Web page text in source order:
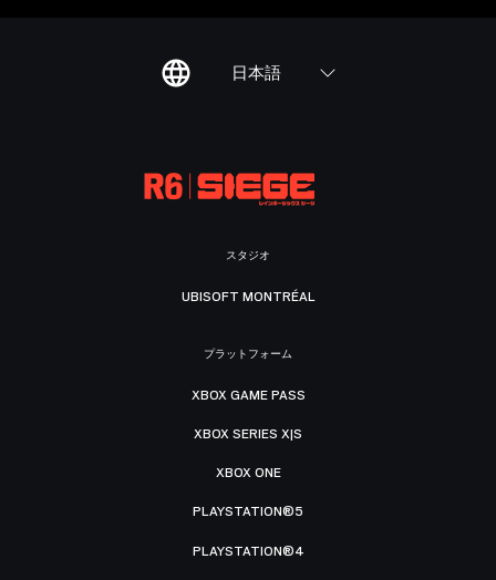
日本語
スタジオ
UBISOFT MONTRÉAL
プラットフォーム
XBOX GAME PASS
XBOX SERIES X|S
XBOX ONE
PLAYSTATION®5
PLAYSTATION®4